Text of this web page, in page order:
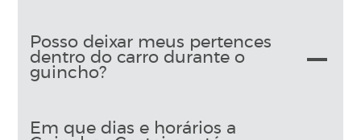
Posso deixar meus pertences
dentro do carro durante o
guincho?
Em que dias e horários a